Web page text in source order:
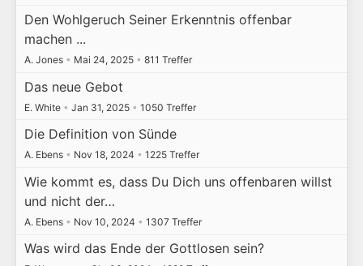
Den Wohlgeruch Seiner Erkenntnis offenbar
machen ...
A. Jones • Mai 24, 2025 • 811 Treffer
Das neue Gebot
E. White • Jan 31, 2025 • 1050 Treffer
Die Definition von Sünde
A. Ebens • Nov 18, 2024 • 1225 Treffer
Wie kommt es, dass Du Dich uns offenbaren willst
und nicht der…
A. Ebens • Nov 10, 2024 • 1307 Treffer
Was wird das Ende der Gottlosen sein?